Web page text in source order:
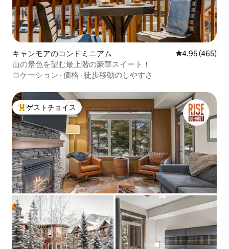
キャンモアのコンドミニアム レビュー465
4.95 (465)
山の景色を望む最上階の豪華スイート！
ロケーション · 価格 · 徒歩移動のしやすさ
大好評のゲストチョイスです。
ゲストチョイス